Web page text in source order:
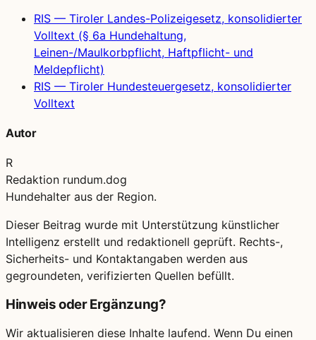
RIS — Tiroler Landes-Polizeigesetz, konsolidierter
Volltext (§ 6a Hundehaltung,
Leinen-/Maulkorbpflicht, Haftpflicht- und
Meldepflicht)
RIS — Tiroler Hundesteuergesetz, konsolidierter
Volltext
Autor
R
Redaktion rundum.dog
Hundehalter aus der Region.
Dieser Beitrag wurde mit Unterstützung künstlicher
Intelligenz erstellt und redaktionell geprüft. Rechts-,
Sicherheits- und Kontaktangaben werden aus
gegroundeten, verifizierten Quellen befüllt.
Hinweis oder Ergänzung?
Wir aktualisieren diese Inhalte laufend. Wenn Du einen